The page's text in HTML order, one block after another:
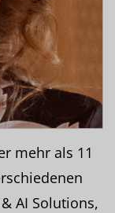
mehr als 11
AI Solutions,